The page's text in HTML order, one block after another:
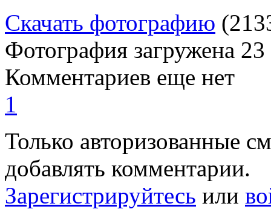
Скачать фотографию
Фотография загружена
Комментариев еще нет
1
Только авторизованные
добавлять комментарии.
Зарегистрируйтесь или